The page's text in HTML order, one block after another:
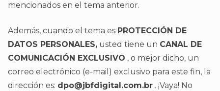
mencionados en el tema anterior.
Además, cuando el tema es PROTECCIÓN DE
DATOS PERSONALES, usted tiene un CANAL DE
COMUNICACIÓN EXCLUSIVO , o mejor dicho, un
correo electrónico (e-mail) exclusivo para este fin, la
dirección es: dpo@jbfdigital.com.br . ¡Vaya! No